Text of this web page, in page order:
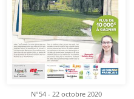
N°54 - 22 octobre 2020